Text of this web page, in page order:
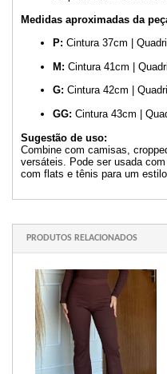
Medidas aproximadas da
P: Cintura 37cm |
M: Cintura 41cm |
G: Cintura 42cm |
GG: Cintura 43cm |
Sugestão de uso:
Combine com camisas,
versáteis. Pode ser usada
com flats e tênis para um
PRODUTOS RELACIONADOS